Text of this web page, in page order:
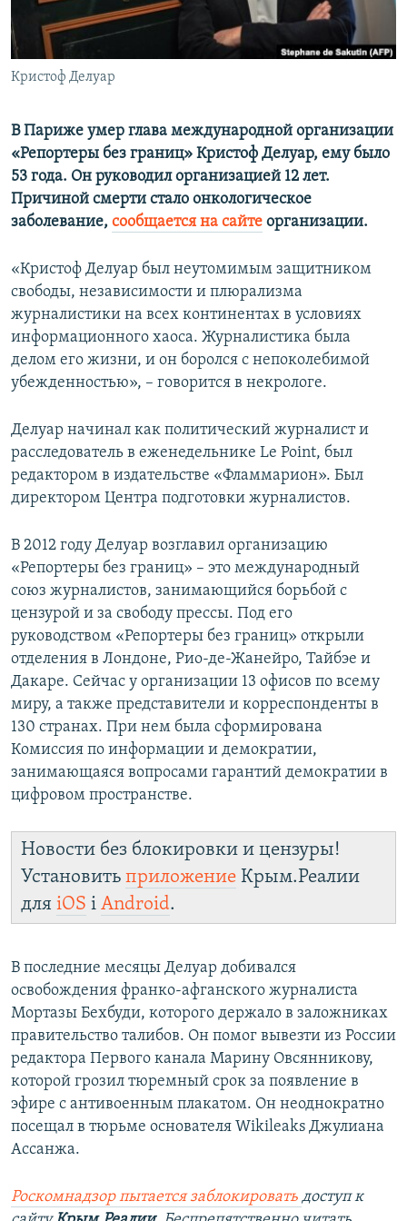
ПОБЕДИТЕЛЕЙ НЕ СУДЯТ?
КРЫМ.НЕПОКОРЕННЫЙ
ELIFBE
ПРИСОЕДИНЯЙТЕСЬ!
Все сайты RFE/RL
Кристоф Делуар
В Париже умер глава международной организации
«Репортеры без границ» Кристоф Делуар, ему было
53 года. Он руководил организацией 12 лет.
Причиной смерти стало онкологическое
заболевание, сообщается на сайте организации.
«Кристоф Делуар был неутомимым защитником
свободы, независимости и плюрализма
журналистики на всех континентах в условиях
информационного хаоса. Журналистика была
делом его жизни, и он боролся с непоколебимой
убежденностью», – говорится в некрологе.
Делуар начинал как политический журналист и
расследователь в еженедельнике Le Point, был
редактором в издательстве «Фламмарион». Был
директором Центра подготовки журналистов.
В 2012 году Делуар возглавил организацию
«Репортеры без границ» – это международный
союз журналистов, занимающийся борьбой с
цензурой и за свободу прессы. Под его
руководством «Репортеры без границ» открыли
отделения в Лондоне, Рио-де-Жанейро, Тайбэе и
Дакаре. Сейчас у организации 13 офисов по всему
миру, а также представители и корреспонденты в
130 странах. При нем была сформирована
Комиссия по информации и демократии,
занимающаяся вопросами гарантий демократии в
цифровом пространстве.
Новости без блокировки и цензуры!
Установить приложение Крым.Реалии
для iOS і Android.
В последние месяцы Делуар добивался
освобождения франко-афганского журналиста
Мортазы Бехбуди, которого держало в заложниках
правительство талибов. Он помог вывезти из России
редактора Первого канала Марину Овсянникову,
которой грозил тюремный срок за появление в
эфире с антивоенным плакатом. Он неоднократно
посещал в тюрьме основателя Wikileaks Джулиана
Ассанжа.
Роскомнадзор пытается заблокировать доступ к